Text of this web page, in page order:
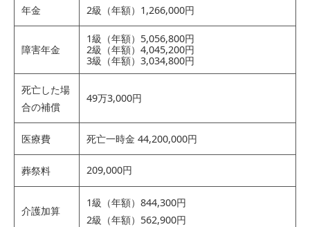
年金
2級（年額）1,266,000円
障害年金
1級（年額）5,056,800円
2級（年額）4,045,200円
3級（年額）3,034,800円
死亡した場
合の補償
49万3,000円
医療費 死亡一時金 44,200,000円
葬祭料 209,000円
介護加算
1級（年額）844,300円
2級（年額）562,900円